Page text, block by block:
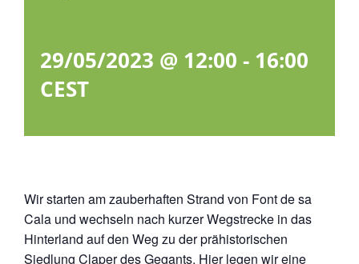
29/05/2023 @ 12:00 - 16:00
CEST
Wir starten am zauberhaften Strand von Font de sa
Cala und wechseln nach kurzer Wegstrecke in das
Hinterland auf den Weg zu der prähistorischen
Siedlung Claper des Gegants. Hier legen wir eine